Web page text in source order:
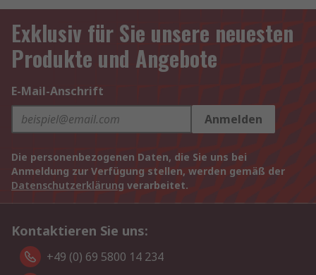
Exklusiv für Sie unsere neuesten
Produkte und Angebote
E-Mail-Anschrift
Anmelden
Die personenbezogenen Daten, die Sie uns bei
Anmeldung zur Verfügung stellen, werden gemäß der
Datenschutzerklärung verarbeitet.
Kontaktieren Sie uns:
+49 (0) 69 5800 14 234